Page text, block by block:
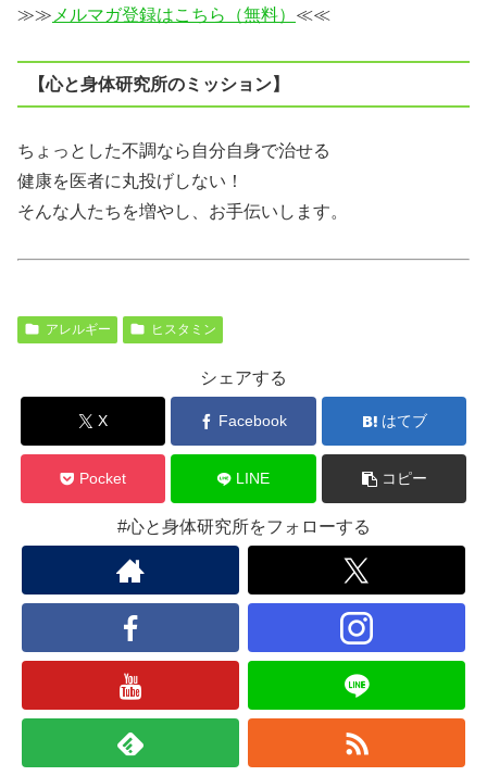
≫≫ メルマガ登録はこちら（無料） ≪≪
【心と身体研究所のミッション】
ちょっとした不調なら自分自身で治せる
健康を医者に丸投げしない！
そんな人たちを増やし、お手伝いします。
アレルギー ヒスタミン
シェアする
X Facebook はてブ
Pocket LINE コピー
#心と身体研究所をフォローする